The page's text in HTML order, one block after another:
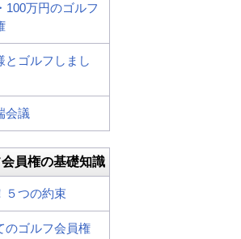
100万円のゴルフ
とゴルフしまし
会議
員権の基礎知識
５つの約束
のゴルフ会員権